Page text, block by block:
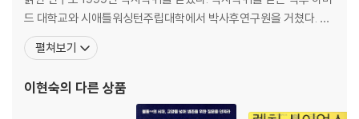
노화를 치료할 수 있을까
텔로미어로 연장하는 건강 수명
Q/A 묻고 답하기
4부 암을 다스리는 유전자의 재발견
드 대학교와 시애틀워싱턴주립대학에서 박사후연구원을 거쳤다. 20
02년에 이화여자대학교 분자생명과학부 조교수로 임용되었다가 20
04년부터 서울대학교 자연과학대학 생명과학부 교수로 재직 중이
역임했다. 분자생물학을 가르치면서 염색체불안정성, 암의 발생기작
펼쳐보기
이현숙의 다른 상품